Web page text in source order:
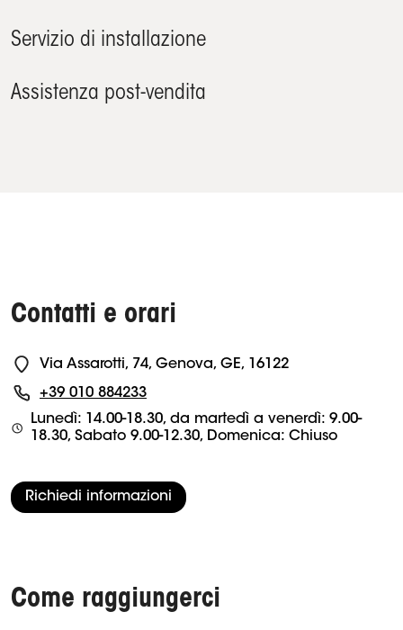
Servizio di installazione
Assistenza post-vendita
Contatti e orari
Via Assarotti, 74, Genova, GE, 16122
+39 010 884233
Lunedì: 14.00-18.30, da martedì a venerdì: 9.00-
18.30, Sabato 9.00-12.30, Domenica: Chiuso
Richiedi informazioni
Come raggiungerci